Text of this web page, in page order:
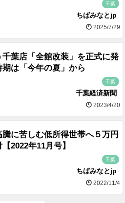
千葉
ちばみなとjp
2025/7/29
千葉店「全館改装」を正式に発
は「今年の夏」から
千葉
千葉経済新聞
2023/4/20
騰に苦しむ低所得世帯へ５万円
2022年11月号】
千葉
ちばみなとjp
2022/11/4